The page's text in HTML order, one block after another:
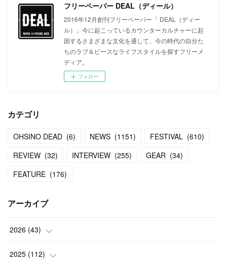
フリーペーパー DEAL（ディール）
2016年12月創刊フリーペーパー「 DEAL（ディー
ル）」今に起こっているカウンターカルチャーに起
因するさまざまな文化を通して、今の時代の自分た
ちのラブ＆ピースなライフスタイルを探すフリーメ
ディア。
フォロー
カテゴリ
OHSINO DEAD (6) NEWS (1151) FESTIVAL (610)
REVIEW (32) INTERVIEW (255) GEAR (34)
FEATURE (176)
アーカイブ
2026 (43)
( 2)
2025 (112)